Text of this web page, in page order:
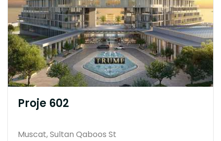
Proje 602
Muscat, Sultan Qaboos St